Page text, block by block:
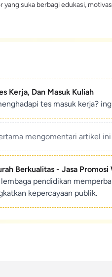
suka berbagi edukasi,
Kerja, Dan Masuk Kuliah
tes masuk kerja?
mengomentari artikel ini
Berkualitas - Jasa Promosi
pendidikan
kepercayaan publik.